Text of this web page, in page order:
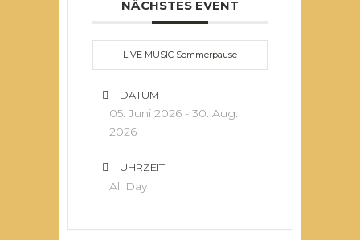
NÄCHSTES EVENT
LIVE MUSIC Sommerpause
DATUM
05. Juni 2026 - 30. Aug.
2026
UHRZEIT
All Day